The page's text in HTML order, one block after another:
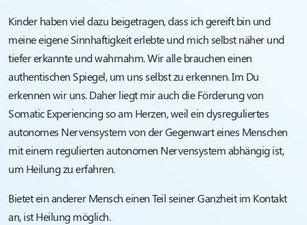
Kinder haben viel dazu beigetragen, dass ich gereift bin und
meine eigene Sinnhaftigkeit erlebte und mich selbst näher und
tiefer erkannte und wahrnahm. Wir alle brauchen einen
authentischen Spiegel, um uns selbst zu erkennen. Im Du
erkennen wir uns. Daher liegt mir auch die Förderung von
Somatic Experiencing so am Herzen, weil ein dysreguliertes
autonomes Nervensystem von der Gegenwart eines Menschen
mit einem regulierten autonomen Nervensystem abhängig ist,
um Heilung zu erfahren.
Bietet ein anderer Mensch einen Teil seiner Ganzheit im Kontakt
an, ist Heilung möglich.